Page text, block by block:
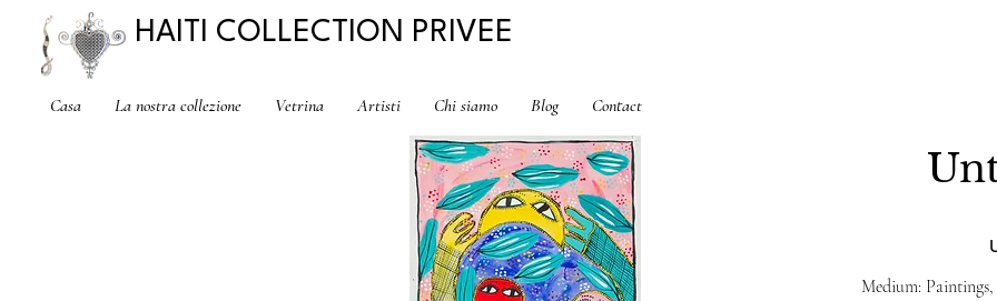
HAITI COLLECTION PRIVEE
Casa La nostra collezione Vetrina Artisti Chi siamo Blog Contact
Medium: